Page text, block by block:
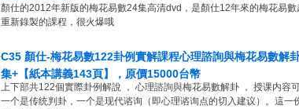
顏仕的2012年新版的梅花易數24集高清dvd，是顏仕12年來的梅花易
重新錄製的課程，很火爆哦
C35 顏仕-梅花易數122卦例實解課程心理諮詢與梅花易數解
集+【紙本講義143頁】，原價15000台幣
上下部共122個實際卦例解說 ， 心理諮詢與梅花易數解卦 ， 授课内容
一个是传统判卦，一个是现代谘询（即心理谘询点的切入建议）。這一